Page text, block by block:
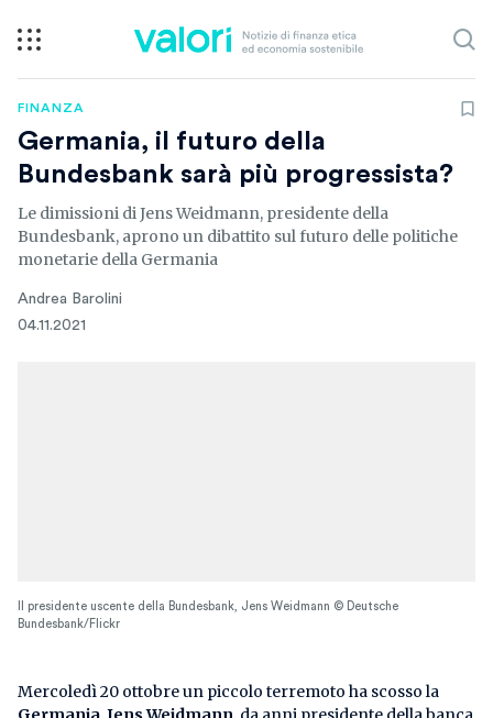
FINANZA
Germania, il futuro della
Bundesbank sarà più progressista?
Le dimissioni di Jens Weidmann, presidente della
Bundesbank, aprono un dibattito sul futuro delle politiche
monetarie della Germania
Andrea Barolini
04.11.2021
Il presidente uscente della Bundesbank, Jens Weidmann © Deutsche
Bundesbank/Flickr
Mercoledì 20 ottobre un piccolo terremoto ha scosso la